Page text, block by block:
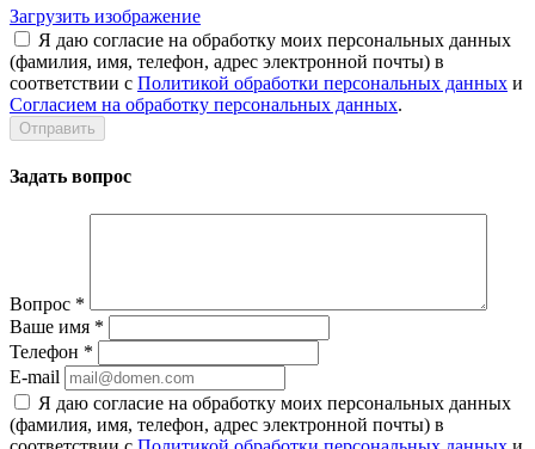
Загрузить изображение
Я даю согласие на обработку моих персональных данных
(фамилия, имя, телефон, адрес электронной почты) в
соответствии с Политикой обработки персональных данных и
Согласием на обработку персональных данных.
Задать вопрос
Вопрос *
Ваше имя *
Телефон *
E-mail
Я даю согласие на обработку моих персональных данных
(фамилия, имя, телефон, адрес электронной почты) в